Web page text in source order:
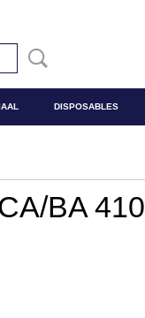
DISPOSABLES
BA 410